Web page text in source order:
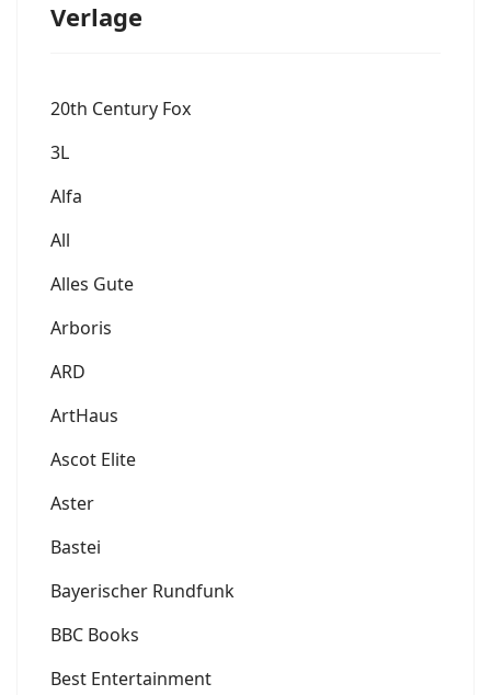
Verlage
20th Century Fox
3L
Alfa
All
Alles Gute
Arboris
ARD
ArtHaus
Ascot Elite
Aster
Bastei
Bayerischer Rundfunk
BBC Books
Best Entertainment